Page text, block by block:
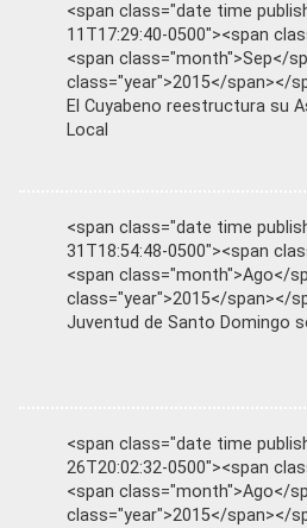
<span class="date time
11T17:29:40-0500"><span
<span class="month">Sep</
class="year">2015</span></
El Cuyabeno reestructura su
Local
<span class="date time
31T18:54:48-0500"><span
<span class="month">Ago</
class="year">2015</span></
Juventud de Santo Domingo
<span class="date time
26T20:02:32-0500"><span
<span class="month">Ago</
class="year">2015</span></